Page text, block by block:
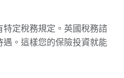
定稅務規定。英國稅務諮
。這樣您的保險投資就能